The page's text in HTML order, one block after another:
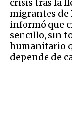
crisis tras la
migrantes de
informó que
sencillo, sin
humanitario
depende de